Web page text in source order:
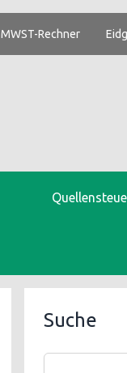
MWST-Rechner
Suche